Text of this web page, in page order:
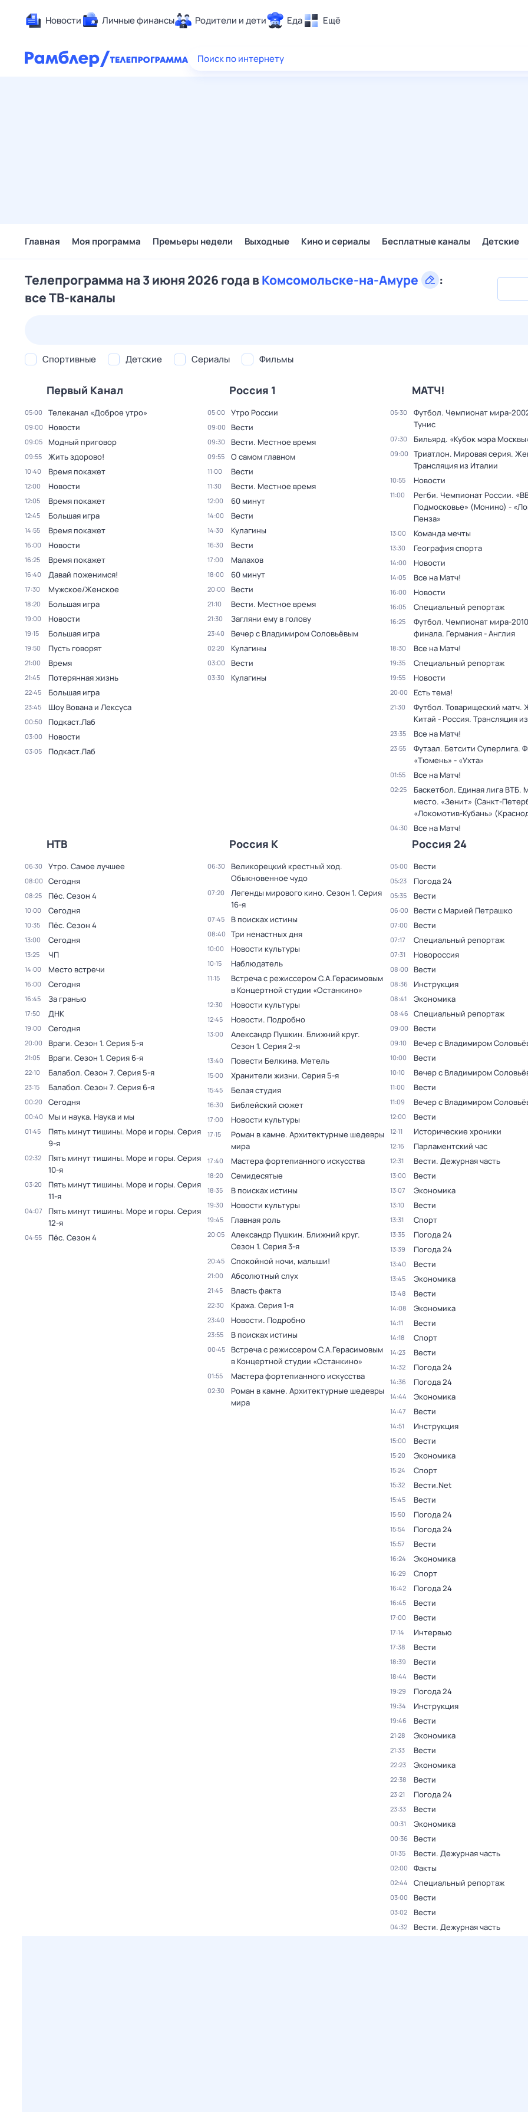
Новости Личные финансы Родители и дети Еда Ещё
Здоровье
Поиск по интернету
Главная Моя программа Премьеры недели Выходные Кино и сериалы Бесплатные каналы Детские
Телепрограмма на 3 июня 2026 года вКомсомольске-на-Амуре
:
все ТВ-каналы
Спортивные Детские Сериалы Фильмы
Первый Канал
05:00 Телеканал «Доброе утро»
09:00 Новости
09:05 Модный приговор
09:55 Жить здорово!
10:40 Время покажет
12:00 Новости
12:05 Время покажет
12:45 Большая игра
14:55 Время покажет
16:00 Новости
16:25 Время покажет
16:40 Давай поженимся!
17:30 Мужское/Женское
18:20 Большая игра
19:00 Новости
19:15 Большая игра
19:50 Пусть говорят
21:00 Время
21:45 Потерянная жизнь
22:45 Большая игра
23:45 Шоу Вована и Лексуса
00:50 Подкаст.Лаб
03:00 Новости
03:05 Подкаст.Лаб
Россия 1
05:00 Утро России
09:00 Вести
09:30 Вести. Местное время
09:55 О самом главном
11:00 Вести
11:30 Вести. Местное время
12:00 60 минут
14:00 Вести
14:30 Кулагины
16:30 Вести
17:00 Малахов
18:00 60 минут
20:00 Вести
21:10 Вести. Местное время
21:30 Загляни ему в голову
23:40 Вечер с Владимиром Соловьёвым
02:20 Кулагины
03:00 Вести
03:30 Кулагины
МАТЧ!
05:30
Футбол. Чемпионат мира-
Тунис
07:30 Бильярд. «Кубок мэра
09:00
Триатлон. Мировая серия.
Трансляция из Италии
10:55 Новости
11:00
Регби. Чемпионат России.
Подмосковье» (Монино) -
Пенза»
13:00 Команда мечты
13:30 География спорта
14:00 Новости
14:05 Все на Матч!
16:00 Новости
16:05 Специальный репортаж
16:25
Футбол. Чемпионат мира-
финала. Германия - Англия
18:30 Все на Матч!
19:35 Специальный репортаж
19:55 Новости
20:00 Есть тема!
21:30
Футбол. Товарищеский матч.
Китай - Россия. Трансляция
23:35 Все на Матч!
23:55
Футзал. Бетсити Суперлига.
«Тюмень» - «Ухта»
01:55 Все на Матч!
02:25
Баскетбол. Единая лига ВТБ.
место. «Зенит» (Санкт-
«Локомотив-Кубань»
04:30 Все на Матч!
НТВ
06:30 Утро. Самое лучшее
08:00 Сегодня
08:25 Пёс. Сезон 4
10:00 Сегодня
10:35 Пёс. Сезон 4
13:00 Сегодня
13:25 ЧП
14:00 Место встречи
16:00 Сегодня
16:45 За гранью
17:50 ДНК
19:00 Сегодня
20:00 Враги. Сезон 1. Серия 5-я
21:05 Враги. Сезон 1. Серия 6-я
22:10 Балабол. Сезон 7. Серия 5-я
23:15 Балабол. Сезон 7. Серия 6-я
00:20 Сегодня
00:40 Мы и наука. Наука и мы
01:45 Пять минут тишины. Море и горы. Серия
9-я
02:32 Пять минут тишины. Море и горы. Серия
10-я
03:20 Пять минут тишины. Море и горы. Серия
11-я
04:07 Пять минут тишины. Море и горы. Серия
12-я
04:55 Пёс. Сезон 4
Россия К
06:30
Великорецкий крестный ход.
Обыкновенное чудо
07:20 Легенды мирового кино. Сезон 1. Серия
16-я
07:45 В поисках истины
08:40 Три ненастных дня
10:00 Новости культуры
10:15 Наблюдатель
11:15
Встреча с режиссером С.А.Герасимовым
в Концертной студии «Останкино»
12:30 Новости культуры
12:45 Новости. Подробно
13:00 Александр Пушкин. Ближний круг.
Сезон 1. Серия 2-я
13:40 Повести Белкина. Метель
15:00 Хранители жизни. Серия 5-я
15:45 Белая студия
16:30 Библейский сюжет
17:00 Новости культуры
17:15
Роман в камне. Архитектурные шедевры
мира
17:40 Мастера фортепианного искусства
18:20 Семидесятые
18:35 В поисках истины
19:30 Новости культуры
19:45 Главная роль
20:05 Александр Пушкин. Ближний круг.
Сезон 1. Серия 3-я
20:45 Спокойной ночи, малыши!
21:00 Абсолютный слух
21:45 Власть факта
22:30 Кража. Серия 1-я
23:40 Новости. Подробно
23:55 В поисках истины
00:45
Встреча с режиссером С.А.Герасимовым
в Концертной студии «Останкино»
01:55 Мастера фортепианного искусства
02:30
Роман в камне. Архитектурные шедевры
мира
Россия 24
05:00 Вести
05:23 Погода 24
05:35 Вести
06:00 Вести с Марией Петрашко
07:00 Вести
07:17 Специальный репортаж
07:31 Новороссия
08:00 Вести
08:36 Инструкция
08:41 Экономика
08:46 Специальный репортаж
09:00 Вести
09:10 Вечер с Владимиром
10:00 Вести
10:10 Вечер с Владимиром
11:00 Вести
11:09 Вечер с Владимиром
12:00 Вести
12:11 Исторические хроники
12:16 Парламентский час
12:31 Вести. Дежурная часть
13:00 Вести
13:07 Экономика
13:10 Вести
13:31 Спорт
13:35 Погода 24
13:39 Погода 24
13:40 Вести
13:45 Экономика
13:48 Вести
14:08 Экономика
14:11 Вести
14:18 Спорт
14:23 Вести
14:32 Погода 24
14:36 Погода 24
14:44 Экономика
14:47 Вести
14:51 Инструкция
15:00 Вести
15:20 Экономика
15:24 Спорт
15:32 Вести.Net
15:45 Вести
15:50 Погода 24
15:54 Погода 24
15:57 Вести
16:24 Экономика
16:29 Спорт
16:42 Погода 24
16:45 Вести
17:00 Вести
17:14 Интервью
17:38 Вести
18:39 Вести
18:44 Вести
19:29 Погода 24
19:34 Инструкция
19:46 Вести
21:28 Экономика
21:33 Вести
22:23 Экономика
22:38 Вести
23:21 Погода 24
23:33 Вести
00:31 Экономика
00:36 Вести
01:35 Вести. Дежурная часть
02:00 Факты
02:44 Специальный репортаж
03:00 Вести
03:02 Вести
04:32 Вести. Дежурная часть